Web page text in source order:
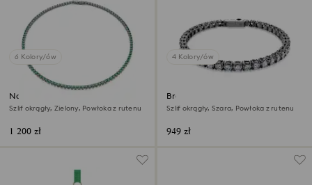
6 Kolory/ów
Naszyjnik Tennis Matrix
Szlif okrągły, Zielony, Powłoka z rutenu
1 200 zł
4 Kolory/ów
Bransoletka Matrix Tennis
Szlif okrągły, Szara, Powłoka z rutenu
949 zł